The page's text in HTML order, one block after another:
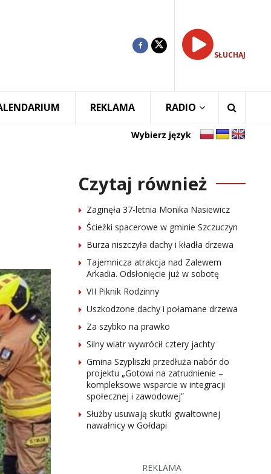
SŁUCHAJ
REKLAMA RADIO
Wybierz język
Czytaj również
Zaginęła 37-letnia Monika Nasiewicz
Ścieżki spacerowe w gminie Szczuczyn
Burza niszczyła dachy i kładła drzewa
Tajemnicza atrakcja nad Zalewem
Arkadia. Odsłonięcie już w sobotę
VII Piknik Rodzinny
Uszkodzone dachy i połamane drzewa
Za szybko na prawko
Silny wiatr wywrócił cztery jachty
Gmina Szypliszki przedłuża nabór do
projektu „Gotowi na zatrudnienie –
kompleksowe wsparcie w integracji
społecznej i zawodowej”
Służby usuwają skutki gwałtownej
nawałnicy w Gołdapi
REKLAMA